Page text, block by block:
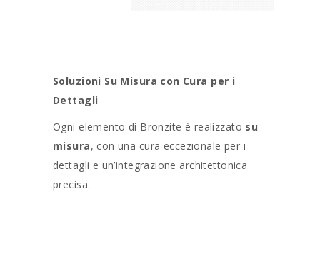
Soluzioni Su Misura con Cura per i
Dettagli
Ogni elemento di Bronzite è realizzato su
misura, con una cura eccezionale per i
dettagli e un’integrazione architettonica
precisa.